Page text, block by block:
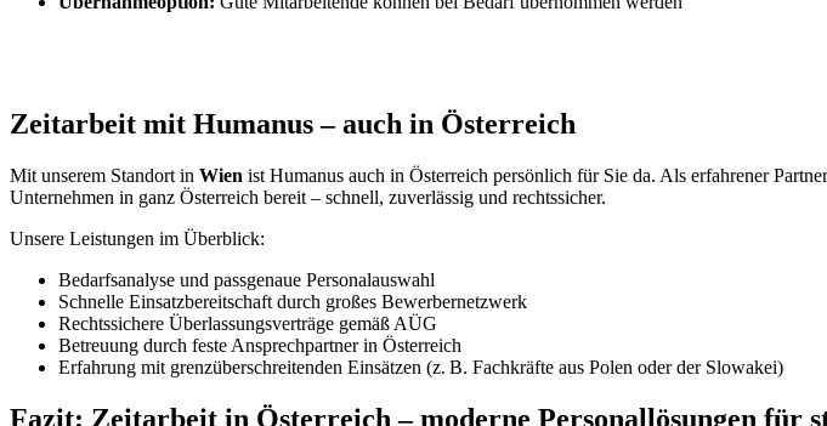
Zeitarbeit mit Humanus – auch in Österreich
Mit unserem Standort in Wien ist Humanus auch in Österreich persönlich für Sie da. Als erfahrener
Unternehmen in ganz Österreich bereit – schnell, zuverlässig und rechtssicher.
Unsere Leistungen im Überblick:
Bedarfsanalyse und passgenaue Personalauswahl
Schnelle Einsatzbereitschaft durch großes Bewerbernetzwerk
Rechtssichere Überlassungsverträge gemäß AÜG
Betreuung durch feste Ansprechpartner in Österreich
Erfahrung mit grenzüberschreitenden Einsätzen (z. B. Fachkräfte aus Polen oder der Slowakei)
Fazit: Zeitarbeit in Österreich – moderne Personallösungen für